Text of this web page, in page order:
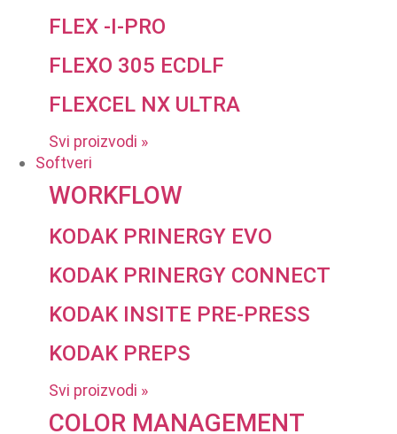
FLEX -I-PRO
FLEXO 305 ECDLF
FLEXCEL NX ULTRA
Svi proizvodi »
Softveri
WORKFLOW
KODAK PRINERGY EVO
KODAK PRINERGY CONNECT
KODAK INSITE PRE-PRESS
KODAK PREPS
Svi proizvodi »
COLOR MANAGEMENT